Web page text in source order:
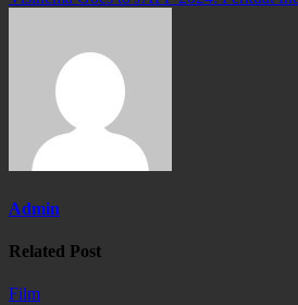
pos
Admin
Related Post
Film